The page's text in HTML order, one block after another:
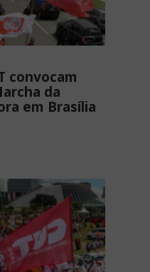
convocam
da
em Brasília